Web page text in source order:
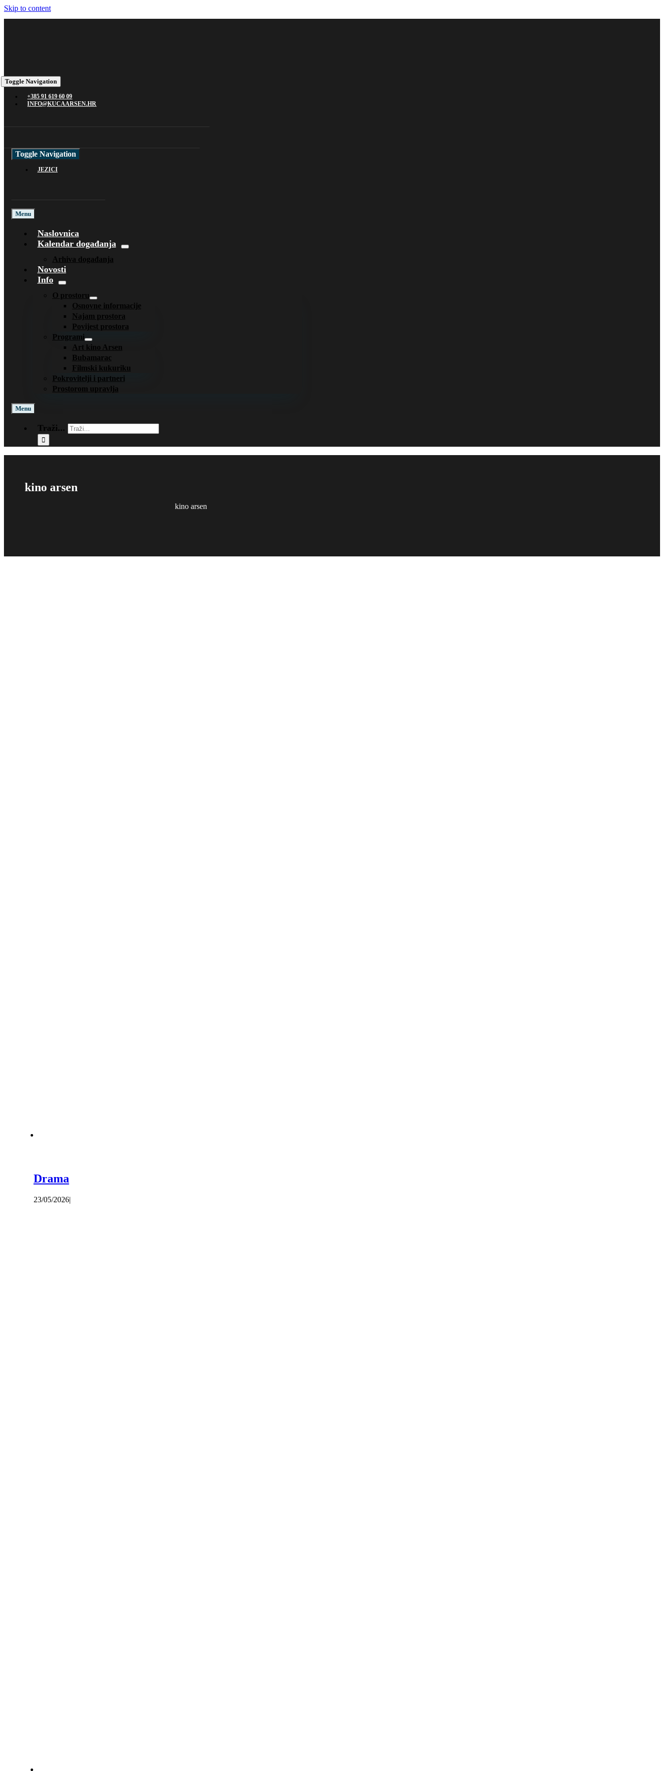
Skip to content
Toggle Navigation
+385 91 619 60 09
INFO@KUCAARSEN.HR
Toggle Navigation
JEZICI
Menu
Naslovnica
Kalendar događanja
Arhiva događanja
Novosti
Info
O prostoru
Osnovne informacije
Najam prostora
Povijest prostora
Programi
Art kino Arsen
Bubamarac
Filmski kukuriku
Pokrovitelji i partneri
Prostorom upravlja
Menu
Traži...
kino arsen
kino arsen
Drama
23/05/2026|